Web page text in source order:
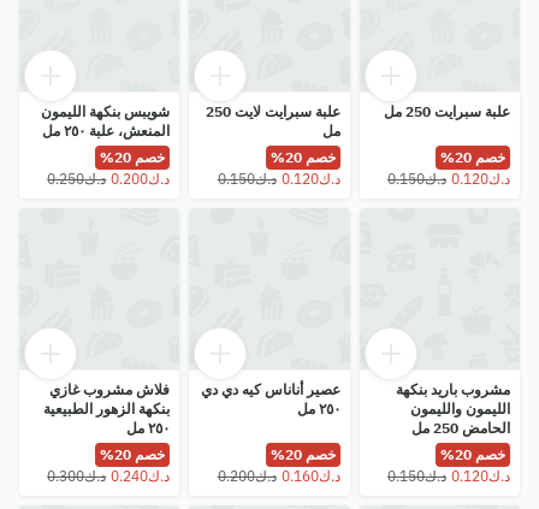
علبة سبرايت 250 مل
خصم 20%
علبة سبرايت لايت 250
مل
خصم 20%
⁦د.ك0.120⁩
⁦د.ك0.150⁩
شويبس بنكهة الليمون
المنعش، علبة ٢٥٠ مل
خصم 20%
⁦د.ك0.250⁩
مشروب باريد بنكهة
الليمون والليمون
الحامض 250 مل
خصم 20%
عصير أناناس كيه دي دي
٢٥٠ مل
خصم 20%
⁦د.ك0.160⁩
⁦د.ك0.200⁩
فلاش مشروب غازي
بنكهة الزهور الطبيعية
٢٥٠ مل
خصم 20%
⁦د.ك0.300⁩